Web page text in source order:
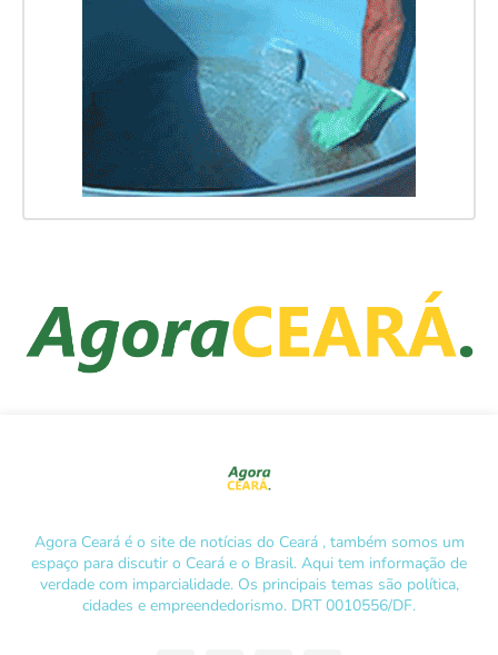
Agora Ceará é o site de notícias do Ceará , também somos um
espaço para discutir o Ceará e o Brasil. Aqui tem informação de
verdade com imparcialidade. Os principais temas são política,
cidades e empreendedorismo. DRT 0010556/DF.